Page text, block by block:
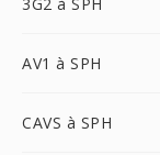
AV1 à SPH
CAVS à SPH